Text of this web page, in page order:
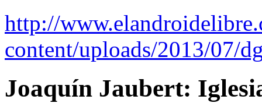
http://
content/uploads/2013/07/
Joaquín Jaubert: